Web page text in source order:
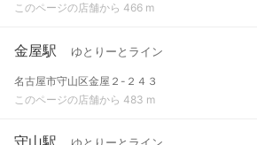
このページの店舗から 466 m
金屋駅 ゆとりーとライン
名古屋市守山区金屋２-２４３
このページの店舗から 483 m
守山駅